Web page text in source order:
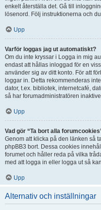
enkelt återställa det. Gå till
lösenord. Följ instruktionerna och
Upp
Varför loggas jag ut automatiskt?
Om du inte kryssar i Logga in mig
endast att hållas inloggad för en
använder sig av ditt konto. För att
loggar in. Detta rekommenderas
dator, t.ex. bibliotek, internetcafé,
så har forumadministratören
Upp
Vad gör “Ta bort alla
Genom att klicka på den länken så
phpBB3 bort. Dessa cookies
forumet och håller reda på vilka
med att logga in eller logga ut så
Upp
Alternativ och inställningar